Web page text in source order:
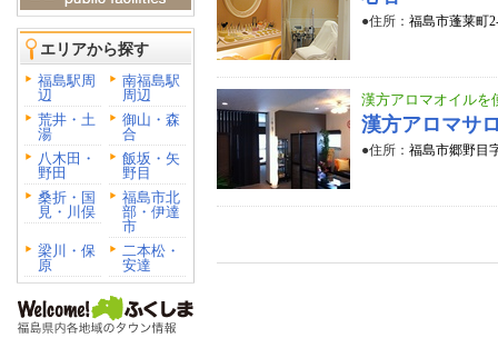
エリアから探す
福島駅周
辺
南福島駅
周辺
荒井・土
湯
御山・森
合
八木田・
野田
飯坂・矢
野目
桑折・国
見・川俣
福島市北
部・伊達
市
梁川・保
原
二本松・
安達
●住所： 福島市蓬莱町
漢方アロマオイルを
漢方アロマサ
●住所： 福島市郷野目